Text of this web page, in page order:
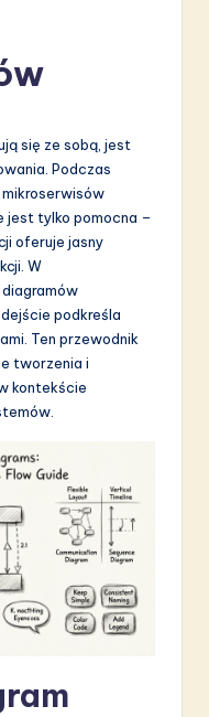
się ze sobą, jest
Podczas
jest tylko pomocna –
oferuje jasny
W
podkreśla
Ten przewodnik
tworzenia i
kontekście